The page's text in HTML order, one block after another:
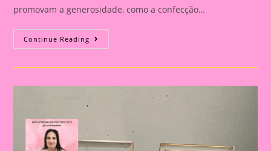
promovam a generosidade, como a confecção…
Continue Reading Atividade
De
19|Páscoa
Infantil:
Construindo